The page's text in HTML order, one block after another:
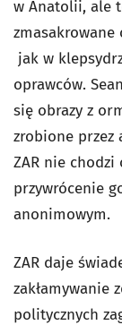
w Anatolii, ale
jak w
oprawców.
się obrazy z
zrobione przez
ZAR nie
przywrócenie
anonimowym.
ZAR daje
zakłamywanie
politycznych